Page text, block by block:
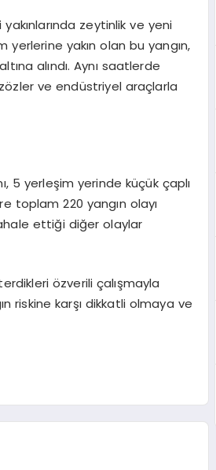
zeytinlik ve yeni
yakın olan bu yangın,
alındı. Aynı saatlerde
ve endüstriyel araçlarla
5 yerleşim yerinde küçük çaplı
toplam 220 yangın olayı
ettiği diğer olaylar
özverili çalışmayla
riskine karşı dikkatli olmaya ve